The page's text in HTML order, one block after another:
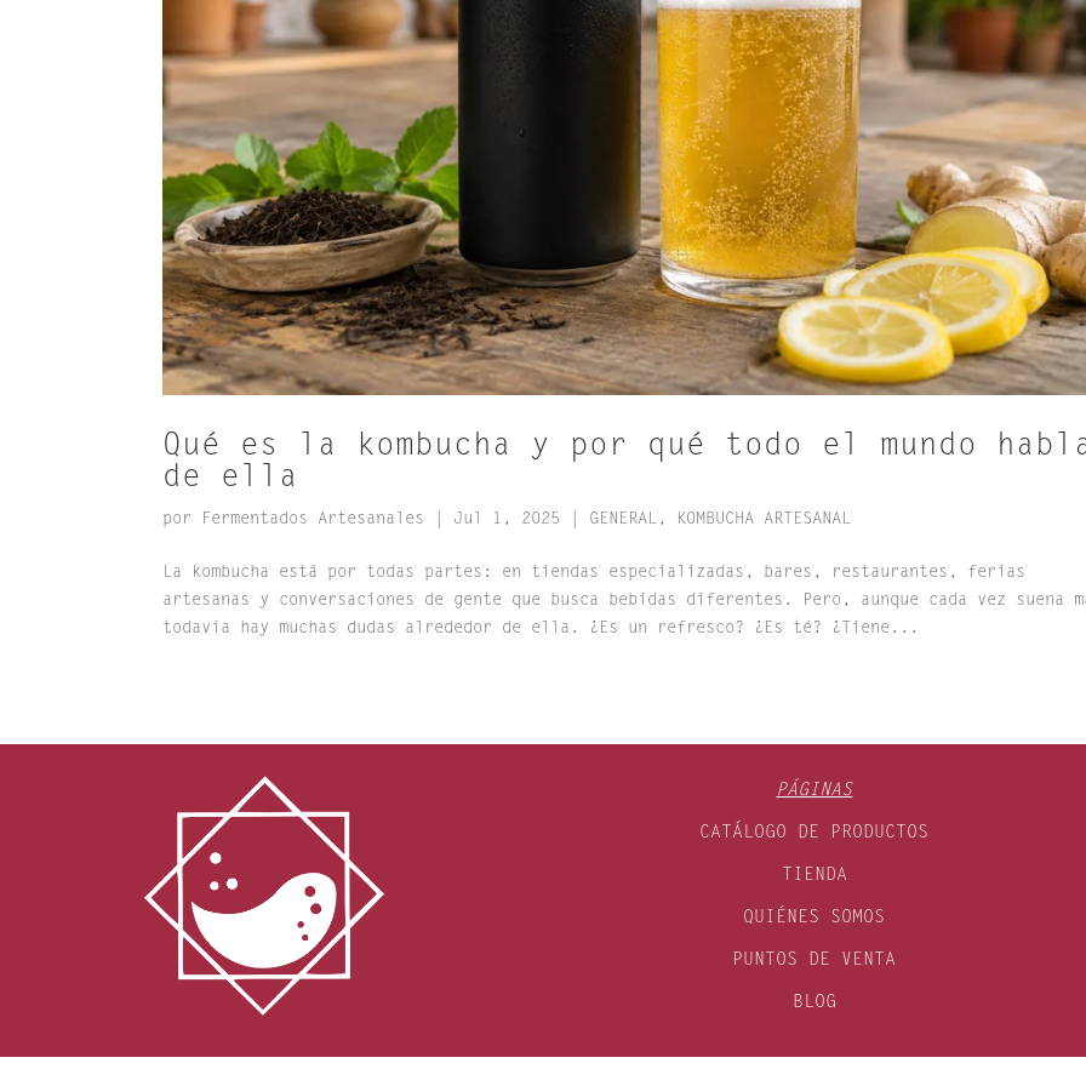
Qué es la kombucha y por qué todo el mundo
de ella
por Fermentados Artesanales Jul 1, 2025 GENERAL , KOMBUCHA ARTESANAL
La kombucha está por todas partes: en tiendas especializadas, bares, restaurantes, ferias
artesanas y conversaciones de gente que busca bebidas diferentes. Pero, aunque cada vez suena
todavía hay muchas dudas alrededor de ella. ¿Es un refresco? ¿Es té? ¿Tiene...
PÁGINAS
CATÁLOGO DE PRODUCTOS
TIENDA
QUIÉNES SOMOS
PUNTOS DE VENTA
BLOG